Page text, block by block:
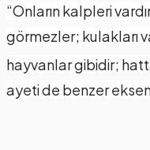
“Onların kalpleri
görmezler; kulakları
hayvanlar gibidir;
ayeti de benzer